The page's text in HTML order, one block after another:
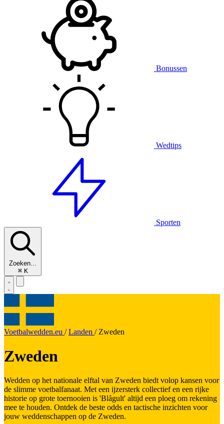
Bonussen
Wedtips
Sporten
Zoeken...
⌘ K
Voetbalwedden.eu / Landen / Zweden
Zweden
Wedden op het nationale elftal van Zweden biedt volop kansen voor
de slimme voetbalfanaat. Met een ijzersterk collectief en een rijke
historie op grote toernooien is 'Blågult' altijd een ploeg om rekening
mee te houden. Ontdek de beste odds en tactische inzichten voor
jouw weddenschappen op de Zweden.